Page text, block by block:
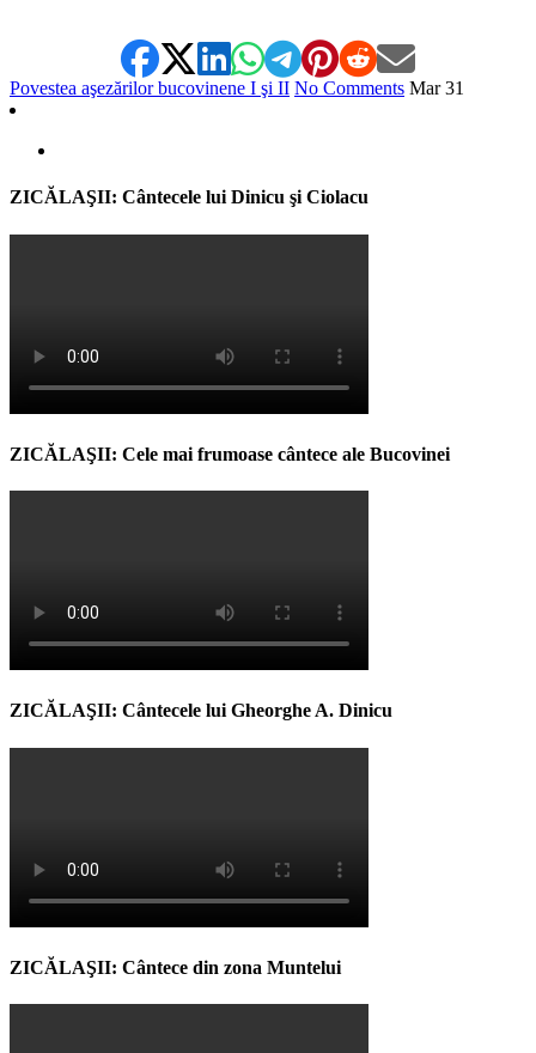
Povestea aşezărilor bucovinene I şi II No Comments Mar 31
ZICĂLAŞII: Cântecele lui Dinicu şi Ciolacu
ZICĂLAŞII: Cele mai frumoase cântece ale Bucovinei
ZICĂLAŞII: Cântecele lui Gheorghe A. Dinicu
ZICĂLAŞII: Cântece din zona Muntelui